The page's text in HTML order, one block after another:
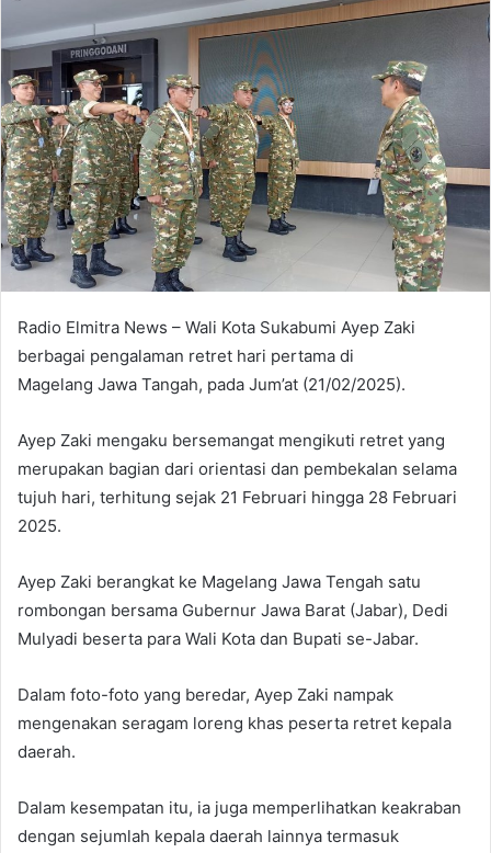
email
Radio Elmitra News – Wali Kota Sukabumi Ayep Zaki
berbagai pengalaman retret hari pertama di
Magelang Jawa Tangah, pada Jum’at (21/02/2025).
Ayep Zaki mengaku bersemangat mengikuti retret yang
merupakan bagian dari orientasi dan pembekalan selama
tujuh hari, terhitung sejak 21 Februari hingga 28 Februari
2025.
Ayep Zaki berangkat ke Magelang Jawa Tengah satu
rombongan bersama Gubernur Jawa Barat (Jabar), Dedi
Mulyadi beserta para Wali Kota dan Bupati se-Jabar.
Dalam foto-foto yang beredar, Ayep Zaki nampak
mengenakan seragam loreng khas peserta retret kepala
daerah.
Dalam kesempatan itu, ia juga memperlihatkan keakraban
dengan sejumlah kepala daerah lainnya termasuk